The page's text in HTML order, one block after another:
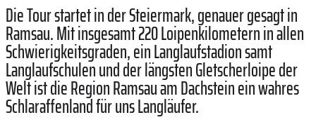
Die Tour startet in der Steiermark, genauer gesagt in
Ramsau. Mit insgesamt 220 Loipenkilometern in allen
Schwierigkeitsgraden, ein Langlaufstadion samt
Langlaufschulen und der längsten Gletscherloipe der
Welt ist die Region Ramsau am Dachstein ein wahres
Schlaraffenland für uns Langläufer.